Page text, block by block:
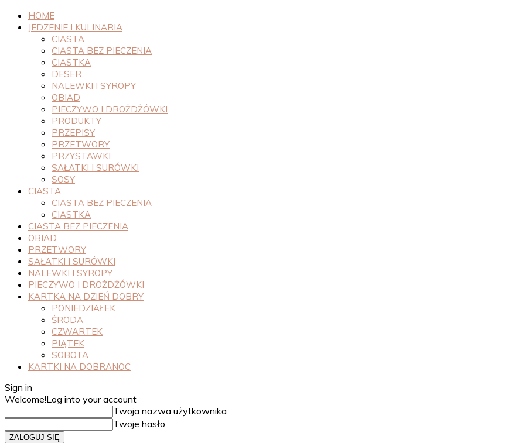
HOME
JEDZENIE I KULINARIA
CIASTA
CIASTA BEZ PIECZENIA
CIASTKA
DESER
NALEWKI I SYROPY
OBIAD
PIECZYWO I DROŻDŻÓWKI
PRODUKTY
PRZEPISY
PRZETWORY
PRZYSTAWKI
SAŁATKI I SURÓWKI
SOSY
CIASTA
CIASTA BEZ PIECZENIA
CIASTKA
CIASTA BEZ PIECZENIA
OBIAD
PRZETWORY
SAŁATKI I SURÓWKI
NALEWKI I SYROPY
PIECZYWO I DROŻDŻÓWKI
KARTKA NA DZIEŃ DOBRY
PONIEDZIAŁEK
ŚRODA
CZWARTEK
PIĄTEK
SOBOTA
KARTKI NA DOBRANOC
Sign in
Welcome!Log into your account
Twoja nazwa użytkownika
Twoje hasło